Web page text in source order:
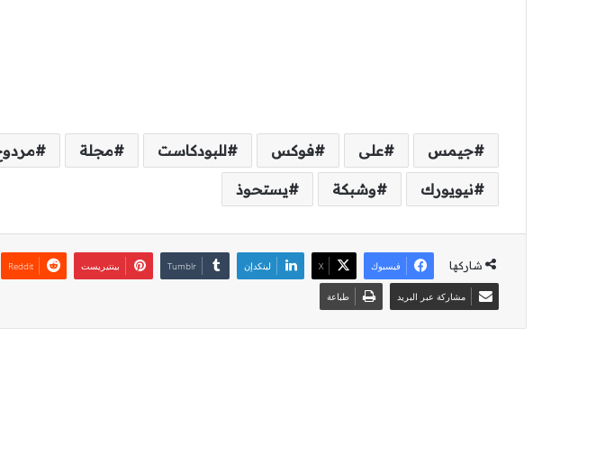
جيمس على فوكس للبودكاست مجلة
نيويورك وشبكة يستحوذ
شاركها فيسبوك ‫X لينكدإن بينتيريست
مشاركة عبر البريد طباعة